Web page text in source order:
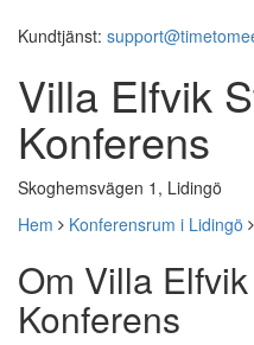
Kundtjänst:
Villa Elfvik
Konferens
Skoghemsvägen 1, Lidingö
Hem
Konferensrum i Lidingö
Om Villa
Konferens